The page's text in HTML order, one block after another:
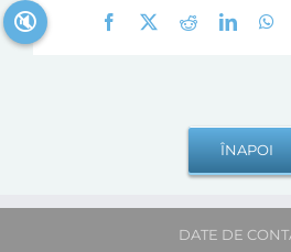
Facebook
RedditLinkedIn
DATE DE
🔇